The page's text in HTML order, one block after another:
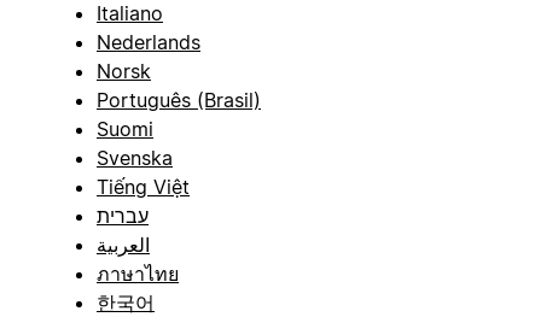
Italiano
Nederlands
Norsk
Português (Brasil)
Suomi
Svenska
Tiếng Việt
עברית
العربية
ภาษาไทย
한국어